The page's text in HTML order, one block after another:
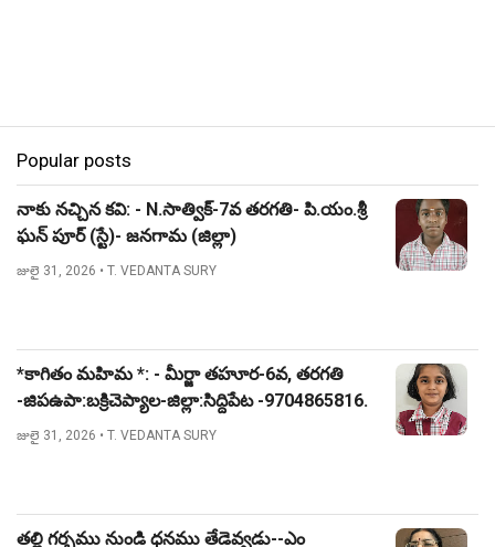
Popular posts
నాకు నచ్చిన కవి: - N.సాత్విక్-7వ తరగతి- పి.యం.శ్రీ
ఘన్ పూర్ (స్టే)- జనగామ (జిల్లా)
జులై 31, 2026 • T. VEDANTA SURY
*కాగితం మహిమ *: - మీర్జా తహూర-6వ, తరగతి
-జిపఉపా:బక్రిచెప్యాల-జిల్లా:సిద్దిపేట -9704865816.
జులై 31, 2026 • T. VEDANTA SURY
తల్లి గర్భము నుండి ధనము తేడెవ్వడు--ఎం